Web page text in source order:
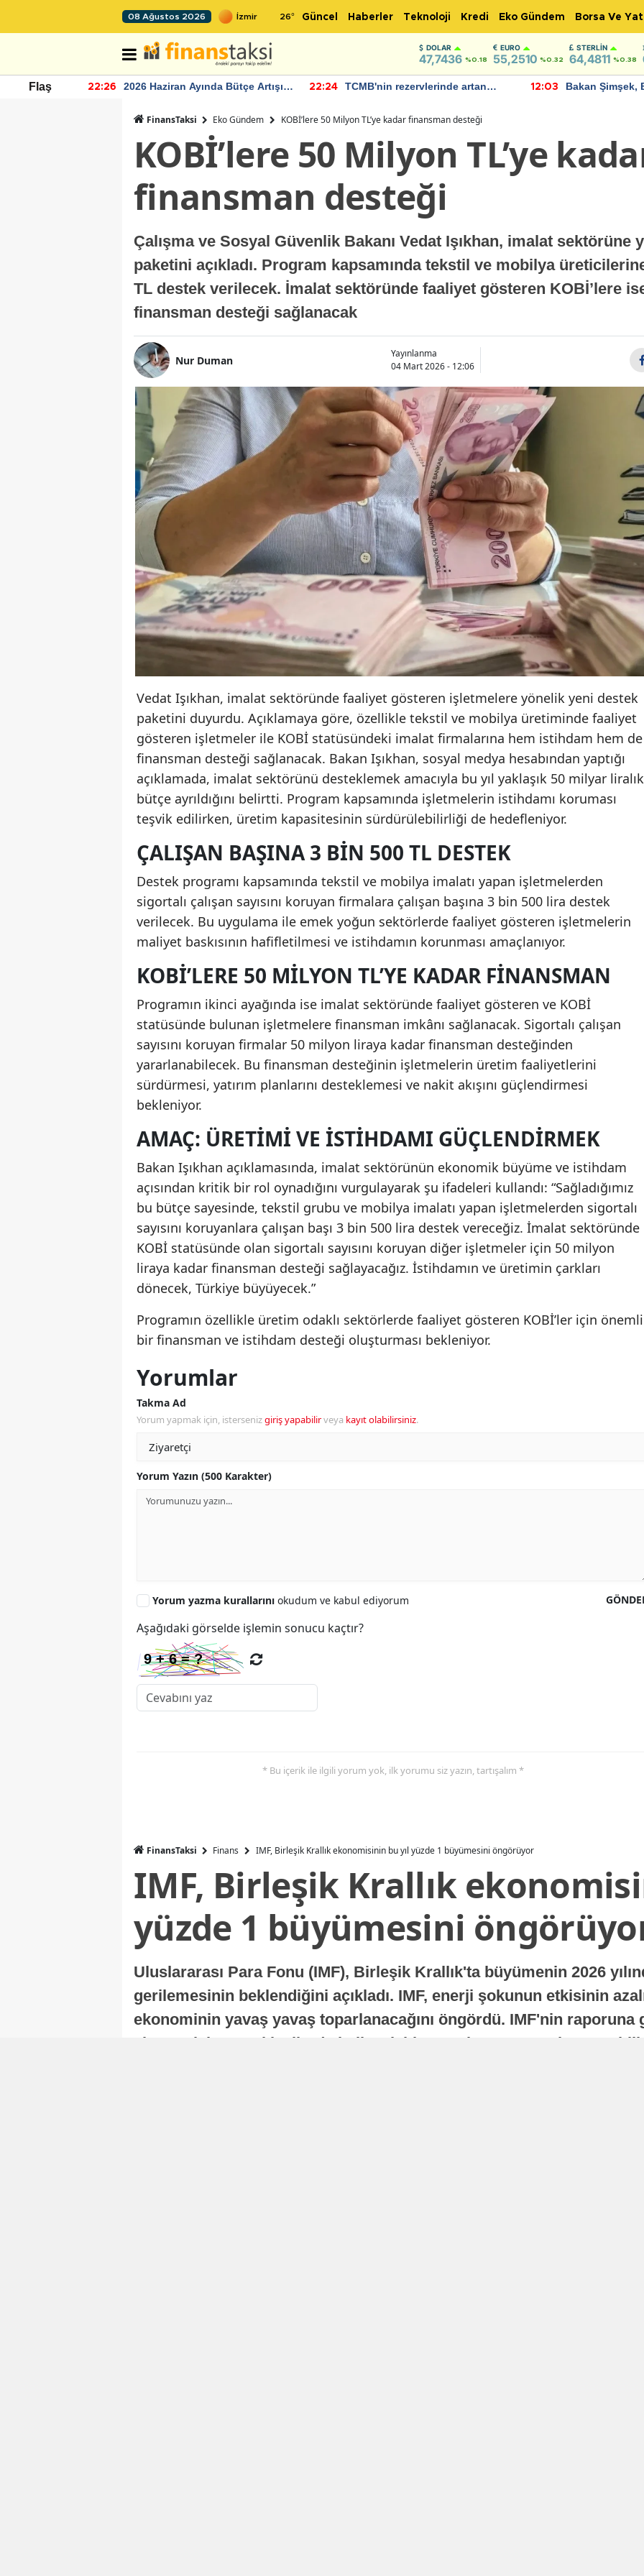
08 Ağustos 2026 26° Güncel Haberler Teknoloji Kredi Eko Gündem Borsa Ve
DOLAR
47,7436 %0.18
EURO
55,2510 %0.32
STERLIN
64,4811 %0.38
Flaş 22:26
2026 Haziran Ayında Bütçe Artışı
22:24
TCMB'nin rezervlerinde artan
12:03
Bakan Şimşek,
FinansTaksi Eko Gündem KOBİ’lere 50 Milyon TL’ye kadar finansman desteği
KOBİ’lere 50 Milyon TL’ye
finansman desteği
Çalışma ve Sosyal Güvenlik Bakanı Vedat Işıkhan, imalat sektörüne
paketini açıkladı. Program kapsamında tekstil ve mobilya
TL destek verilecek. İmalat sektöründe faaliyet gösteren KOBİ’lere
finansman desteği sağlanacak
Nur Duman
Yayınlanma
04 Mart 2026 - 12:06
Vedat Işıkhan, imalat sektöründe faaliyet gösteren işletmelere yönelik yeni destek
paketini duyurdu. Açıklamaya göre, özellikle tekstil ve mobilya üretiminde faaliyet
gösteren işletmeler ile KOBİ statüsündeki imalat firmalarına hem istihdam hem de
finansman desteği sağlanacak. Bakan Işıkhan, sosyal medya hesabından yaptığı
açıklamada, imalat sektörünü desteklemek amacıyla bu yıl yaklaşık 50 milyar liralık
bütçe ayrıldığını belirtti. Program kapsamında işletmelerin istihdamı koruması
teşvik edilirken, üretim kapasitesinin sürdürülebilirliği de hedefleniyor.
ÇALIŞAN BAŞINA 3 BIN 500 TL DESTEK
Destek programı kapsamında tekstil ve mobilya imalatı yapan işletmelerden
sigortalı çalışan sayısını koruyan firmalara çalışan başına 3 bin 500 lira destek
verilecek. Bu uygulama ile emek yoğun sektörlerde faaliyet gösteren işletmelerin
maliyet baskısının hafifletilmesi ve istihdamın korunması amaçlanıyor.
KOBİ’LERE 50 MILYON TL’YE KADAR FINANSMAN
Programın ikinci ayağında ise imalat sektöründe faaliyet gösteren ve KOBİ
statüsünde bulunan işletmelere finansman imkânı sağlanacak. Sigortalı çalışan
sayısını koruyan firmalar 50 milyon liraya kadar finansman desteğinden
yararlanabilecek. Bu finansman desteğinin işletmelerin üretim faaliyetlerini
sürdürmesi, yatırım planlarını desteklemesi ve nakit akışını güçlendirmesi
bekleniyor.
AMAÇ: ÜRETIMI VE İSTIHDAMI GÜÇLENDIRMEK
Bakan Işıkhan açıklamasında, imalat sektörünün ekonomik büyüme ve istihdam
açısından kritik bir rol oynadığını vurgulayarak şu ifadeleri kullandı: “Sağladığımız
bu bütçe sayesinde, tekstil grubu ve mobilya imalatı yapan işletmelerden sigortalı
sayısını koruyanlara çalışan başı 3 bin 500 lira destek vereceğiz. İmalat sektöründe
KOBİ statüsünde olan sigortalı sayısını koruyan diğer işletmeler için 50 milyon
liraya kadar finansman desteği sağlayacağız. İstihdamın ve üretimin çarkları
dönecek, Türkiye büyüyecek.”
Programın özellikle üretim odaklı sektörlerde faaliyet gösteren KOBİ’ler için önemli
bir finansman ve istihdam desteği oluşturması bekleniyor.
Yorumlar
Takma Ad
Yorum yapmak için, istersenizgiriş yapabilirveya kayıt olabilirsiniz.
Yorum Yazın (500 Karakter)
Yorum yazma kurallarını okudum ve kabul ediyorum
Aşağıdaki görselde işlemin sonucu kaçtır?
* Bu içerik ile ilgili yorum yok, ilk yorumu siz yazın, tartışalım *
FinansTaksi Finans IMF, Birleşik Krallık ekonomisinin bu yıl yüzde 1 büyümesini öngörüyor
IMF, Birleşik Krallık
yüzde 1 büyümesini
Uluslararası Para Fonu (IMF), Birleşik Krallık'ta büyümenin 2026
gerilemesinin beklendiğini açıkladı. IMF, enerji şokunun etkisinin
ekonominin yavaş yavaş toparlanacağını öngördü. IMF'nin raporuna
ekonomisi, sonraki yıllarda istikrarlı bir toparlanma süreci